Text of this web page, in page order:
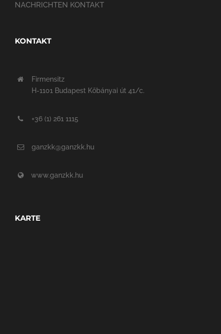
NACHRICHTEN KONTAKT
KONTAKT
Firmensitz
H-1101 Budapest Kőbányai út 41/c.
+36 (1) 261 1115
ganzkk@ganzkk.hu
www.ganzkk.hu
KARTE